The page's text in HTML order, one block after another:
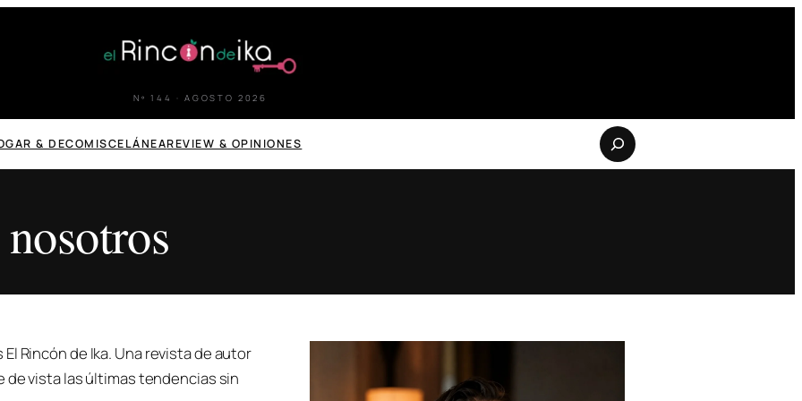
Nº 144 · AGOSTO 2026
& DECOMISCELÁNEAREVIEW & OPINIONES Buscar
Rincón de Ika. Una revista de autor
de vista las últimas tendencias sin